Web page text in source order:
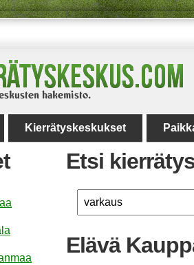
Kierrätyskeskukset
Etsi
Elävä